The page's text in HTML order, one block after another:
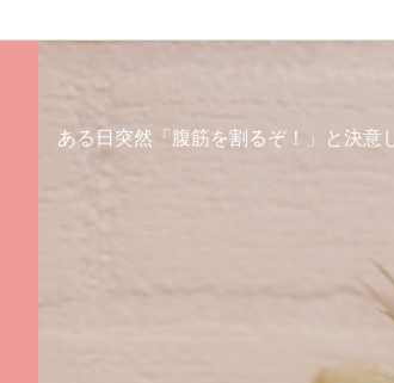
ある日突然「腹筋を割るぞ！」と決